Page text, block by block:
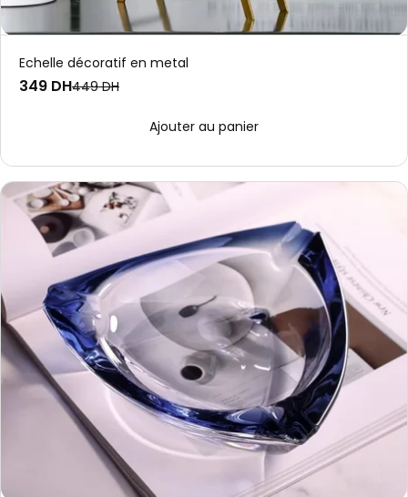
Echelle décoratif en metal
349 DH449 DH